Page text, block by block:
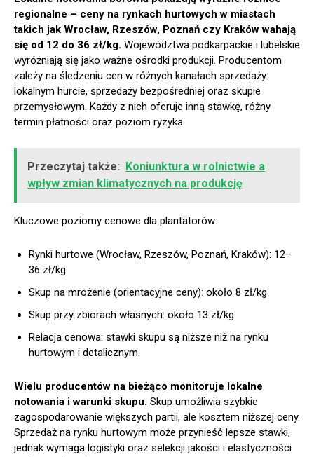
regionalne – ceny na rynkach hurtowych w miastach
takich jak Wrocław, Rzeszów, Poznań czy Kraków wahają
się od 12 do 36 zł/kg. Województwa podkarpackie i lubelskie
wyróżniają się jako ważne ośrodki produkcji. Producentom
zależy na śledzeniu cen w różnych kanałach sprzedaży:
lokalnym hurcie, sprzedaży bezpośredniej oraz skupie
przemysłowym. Każdy z nich oferuje inną stawkę, różny
termin płatności oraz poziom ryzyka.
Przeczytaj także: Koniunktura w rolnictwie a
wpływ zmian klimatycznych na produkcję
Kluczowe poziomy cenowe dla plantatorów:
Rynki hurtowe (Wrocław, Rzeszów, Poznań, Kraków): 12–
36 zł/kg.
Skup na mrożenie (orientacyjne ceny): około 8 zł/kg.
Skup przy zbiorach własnych: około 13 zł/kg.
Relacja cenowa: stawki skupu są niższe niż na rynku
hurtowym i detalicznym.
Wielu producentów na bieżąco monitoruje lokalne
notowania i warunki skupu. Skup umożliwia szybkie
zagospodarowanie większych partii, ale kosztem niższej ceny.
Sprzedaż na rynku hurtowym może przynieść lepsze stawki,
jednak wymaga logistyki oraz selekcji jakości i elastyczności